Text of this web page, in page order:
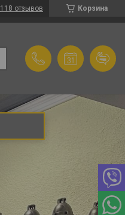
Корзина
118 отзывов